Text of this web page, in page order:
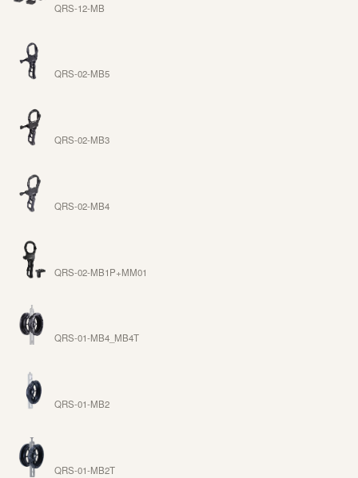
QRS-12-MB
QRS-02-MB5
QRS-02-MB3
QRS-02-MB4
QRS-02-MB1P+MM01
QRS-01-MB4_MB4T
QRS-01-MB2
QRS-01-MB2T